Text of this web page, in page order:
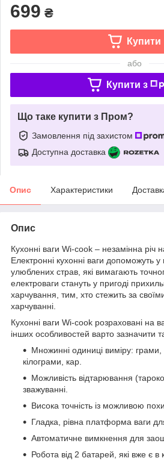
699 ₴
Купити
або
Купити з
Що таке купити з Пром?
Замовлення під захистом
Доступна доставка
Опис Характеристики
Опис
Кухонні ваги Wi-cook – незамінна річ
Електронні кухонні ваги допоможуть у
улюблених страв, які вимагають
електроваги стануть у пригоді
харчування, тим, хто стежить за
харчуванні.
Кухонні ваги Wi-cook розраховані на
інших особливостей варто зазначити
Множинні одиниці виміру:
кілограми, кар.
Можливість відтарювання
зважуванні.
Висока точність із можливою
Гладка, рівна платформа ваги
Автоматичне вимкнення для
Робота від 2 батарей, які вже є в